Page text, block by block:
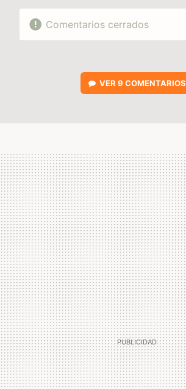
Comentarios cerrados
VER 9 COMENTARIOS